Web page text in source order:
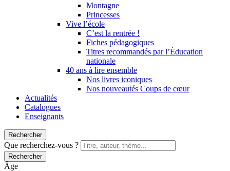
Montagne
Princesses
Vive l’école
C’est la rentrée !
Fiches pédagogiques
Titres recommandés par l’Éducation
nationale
40 ans à lire ensemble
Nos livres iconiques
Nos nouveautés Coups de cœur
Actualités
Catalogues
Enseignants
Rechercher
Que recherchez-vous ?
Rechercher
Âge